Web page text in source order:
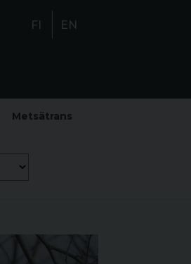
FI EN
Metsätrans